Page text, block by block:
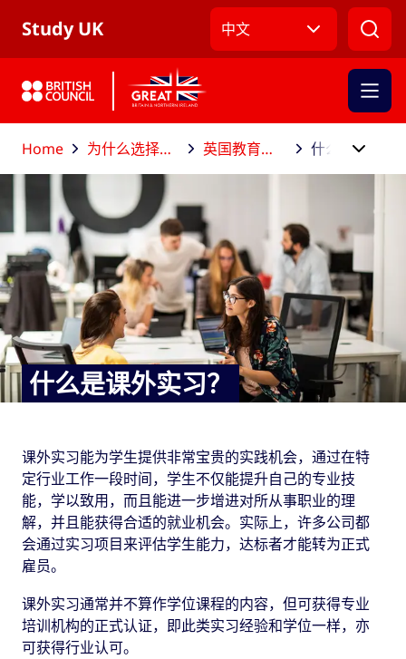
Study UK 中文
Home 为什么选择到英国留学？ 英国教育助你成就职场
什么是课外实习？
课外实习能为学生提供非常宝贵的实践机会，通过在特
定行业工作一段时间，学生不仅能提升自己的专业技
能，学以致用，而且能进一步增进对所从事职业的理
解，并且能获得合适的就业机会。实际上，许多公司都
会通过实习项目来评估学生能力，达标者才能转为正式
雇员。
课外实习通常并不算作学位课程的内容，但可获得专业
培训机构的正式认证，即此类实习经验和学位一样，亦
可获得行业认可。